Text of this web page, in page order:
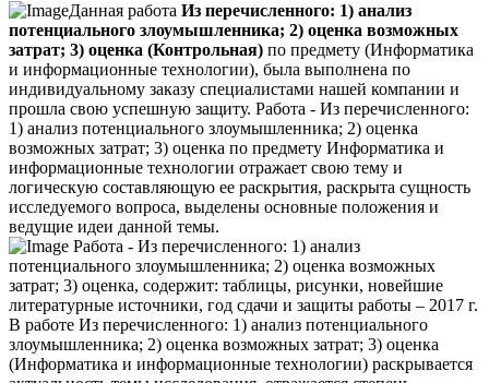
Данная работа Из перечисленного: 1) анализ
потенциального злоумышленника; 2) оценка возможных
затрат; 3) оценка (Контрольная) по предмету (Информатика
и информационные технологии), была выполнена по
индивидуальному заказу специалистами нашей компании и
прошла свою успешную защиту. Работа - Из перечисленного:
1) анализ потенциального злоумышленника; 2) оценка
возможных затрат; 3) оценка по предмету Информатика и
информационные технологии отражает свою тему и
логическую составляющую ее раскрытия, раскрыта сущность
исследуемого вопроса, выделены основные положения и
ведущие идеи данной темы.
Работа - Из перечисленного: 1) анализ
потенциального злоумышленника; 2) оценка возможных
затрат; 3) оценка, содержит: таблицы, рисунки, новейшие
литературные источники, год сдачи и защиты работы – 2017 г.
В работе Из перечисленного: 1) анализ потенциального
злоумышленника; 2) оценка возможных затрат; 3) оценка
(Информатика и информационные технологии) раскрывается